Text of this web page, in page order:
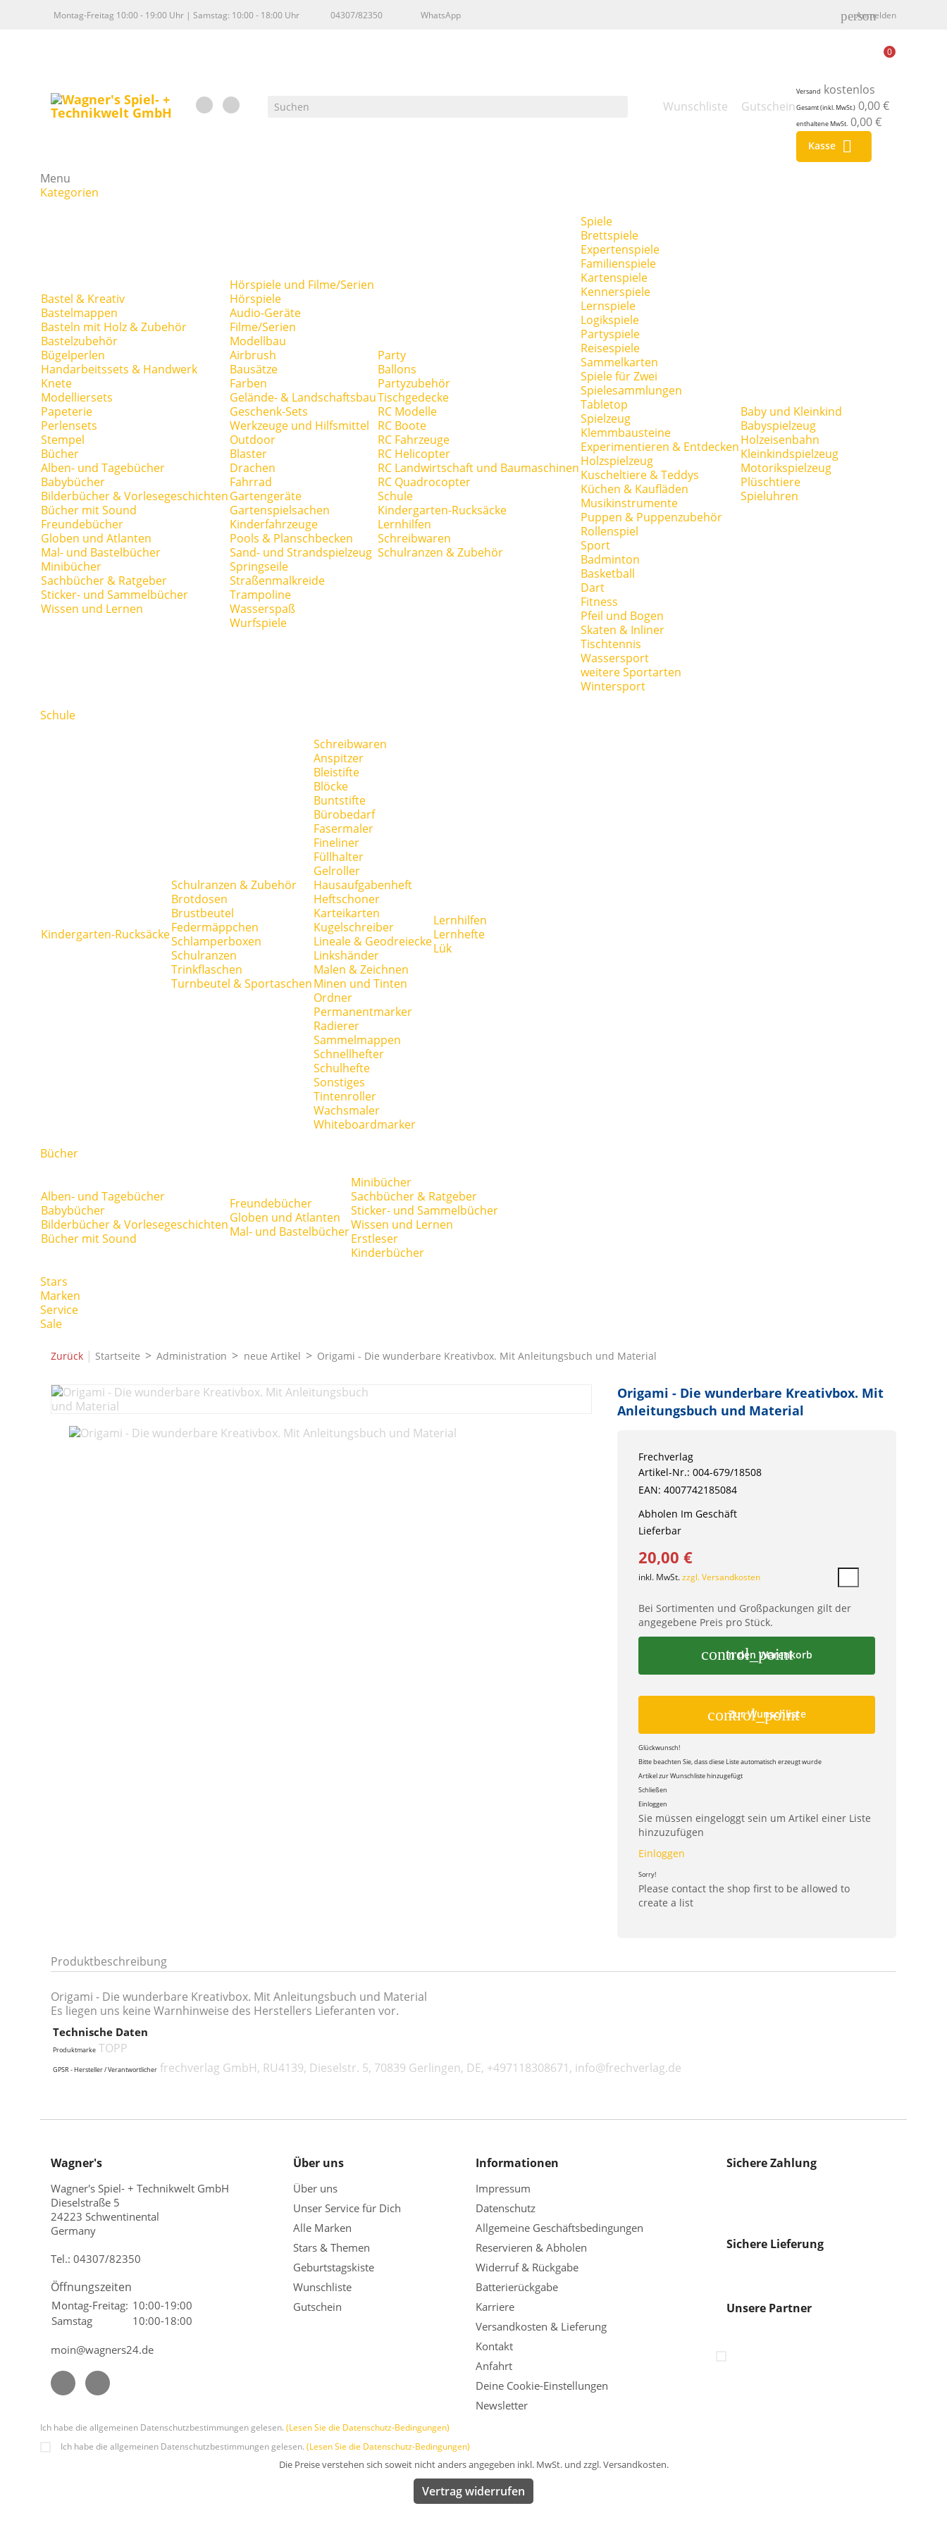
Montag-Freitag 10:00 - 19:00 Uhr | Samstag: 10:00 - 18:00 Uhr 04307/82350 WhatsApp person
Anmelden
Wunschliste Gutschein
0
Versand kostenlos
Gesamt (inkl. MwSt.) 0,00 €
enthaltene MwSt. 0,00 €
Kasse 
Menu
Kategorien
Bastel & Kreativ
Bastelmappen
Basteln mit Holz & Zubehör
Bastelzubehör
Bügelperlen
Handarbeitssets & Handwerk
Knete
Modelliersets
Papeterie
Perlensets
Stempel
Bücher
Alben- und Tagebücher
Babybücher
Bilderbücher & Vorlesegeschichten
Bücher mit Sound
Freundebücher
Globen und Atlanten
Mal- und Bastelbücher
Minibücher
Sachbücher & Ratgeber
Sticker- und Sammelbücher
Wissen und Lernen
Hörspiele und Filme/Serien
Hörspiele
Audio-Geräte
Filme/Serien
Modellbau
Airbrush
Bausätze
Farben
Gelände- & Landschaftsbau
Geschenk-Sets
Werkzeuge und Hilfsmittel
Outdoor
Blaster
Drachen
Fahrrad
Gartengeräte
Gartenspielsachen
Kinderfahrzeuge
Pools & Planschbecken
Sand- und Strandspielzeug
Springseile
Straßenmalkreide
Trampoline
Wasserspaß
Wurfspiele
Party
Ballons
Partyzubehör
Tischgedecke
RC Modelle
RC Boote
RC Fahrzeuge
RC Helicopter
RC Landwirtschaft und Baumaschinen
RC Quadrocopter
Schule
Kindergarten-Rucksäcke
Lernhilfen
Schreibwaren
Schulranzen & Zubehör
Spiele
Brettspiele
Expertenspiele
Familienspiele
Kartenspiele
Kennerspiele
Lernspiele
Logikspiele
Partyspiele
Reisespiele
Sammelkarten
Spiele für Zwei
Spielesammlungen
Tabletop
Spielzeug
Klemmbausteine
Experimentieren & Entdecken
Holzspielzeug
Kuscheltiere & Teddys
Küchen & Kaufläden
Musikinstrumente
Puppen & Puppenzubehör
Rollenspiel
Sport
Badminton
Basketball
Dart
Fitness
Pfeil und Bogen
Skaten & Inliner
Tischtennis
Wassersport
weitere Sportarten
Wintersport
Baby und Kleinkind
Babyspielzeug
Holzeisenbahn
Kleinkindspielzeug
Motorikspielzeug
Plüschtiere
Spieluhren
Schule
Kindergarten-Rucksäcke
Schulranzen & Zubehör
Brotdosen
Brustbeutel
Federmäppchen
Schlamperboxen
Schulranzen
Trinkflaschen
Turnbeutel & Sportaschen
Schreibwaren
Anspitzer
Bleistifte
Blöcke
Buntstifte
Bürobedarf
Fasermaler
Fineliner
Füllhalter
Gelroller
Hausaufgabenheft
Heftschoner
Karteikarten
Kugelschreiber
Lineale & Geodreiecke
Linkshänder
Malen & Zeichnen
Minen und Tinten
Ordner
Permanentmarker
Radierer
Sammelmappen
Schnellhefter
Schulhefte
Sonstiges
Tintenroller
Wachsmaler
Whiteboardmarker
Lernhilfen
Lernhefte
Lük
Bücher
Alben- und Tagebücher
Babybücher
Bilderbücher & Vorlesegeschichten
Bücher mit Sound
Freundebücher
Globen und Atlanten
Mal- und Bastelbücher
Minibücher
Sachbücher & Ratgeber
Sticker- und Sammelbücher
Wissen und Lernen
Erstleser
Kinderbücher
Stars
Marken
Service
Sale
Zurück | Startseite Administration neue Artikel Origami - Die wunderbare Kreativbox. Mit Anleitungsbuch und Material
Origami - Die wunderbare Kreativbox. Mit
Anleitungsbuch und Material
Frechverlag
Artikel-Nr.: 004-679/18508
EAN: 4007742185084
Abholen Im Geschäft
Lieferbar
20,00 €
inkl. MwSt.zzgl. Versandkosten
Bei Sortimenten und Großpackungen gilt der
angegebene Preis pro Stück.
control_point
In den Warenkorb
control_point
Zur Wunschliste
Glückwunsch!
Bitte beachten Sie, dass diese Liste automatisch erzeugt wurde
Artikel zur Wunschliste hinzugefügt
Schließen
Einloggen
Sie müssen eingeloggt sein um Artikel einer Liste
hinzuzufügen
Einloggen
Sorry!
Please contact the shop first to be allowed to
create a list
Produktbeschreibung
Origami - Die wunderbare Kreativbox. Mit Anleitungsbuch und Material
Es liegen uns keine Warnhinweise des Herstellers Lieferanten vor.
Technische Daten
Produktmarke TOPP
GPSR - Hersteller / Verantwortlicher frechverlag GmbH, RU4139, Dieselstr. 5, 70839 Gerlingen, DE, +497118308671, info@frechverlag.de
Wagner's
Wagner's Spiel- + Technikwelt GmbH
Dieselstraße 5
24223 Schwentinental
Germany
Tel.: 04307/82350
Öffnungszeiten
Montag-Freitag: 10:00-19:00
Samstag
10:00-18:00
moin@wagners24.de
Über uns
Über uns
Unser Service für Dich
Alle Marken
Stars & Themen
Geburtstagskiste
Wunschliste
Gutschein
Informationen
Impressum
Datenschutz
Allgemeine Geschäftsbedingungen
Reservieren & Abholen
Widerruf & Rückgabe
Batterierückgabe
Karriere
Versandkosten & Lieferung
Kontakt
Anfahrt
Deine Cookie-Einstellungen
Newsletter
Sichere Zahlung
Sichere Lieferung
Unsere Partner
Ich habe die allgemeinen Datenschutzbestimmungen gelesen. (Lesen Sie die Datenschutz-Bedingungen)
Ich habe die allgemeinen Datenschutzbestimmungen gelesen. (Lesen Sie die Datenschutz-Bedingungen)
Die Preise verstehen sich soweit nicht anders angegeben inkl. MwSt. und zzgl. Versandkosten.
Vertrag widerrufen